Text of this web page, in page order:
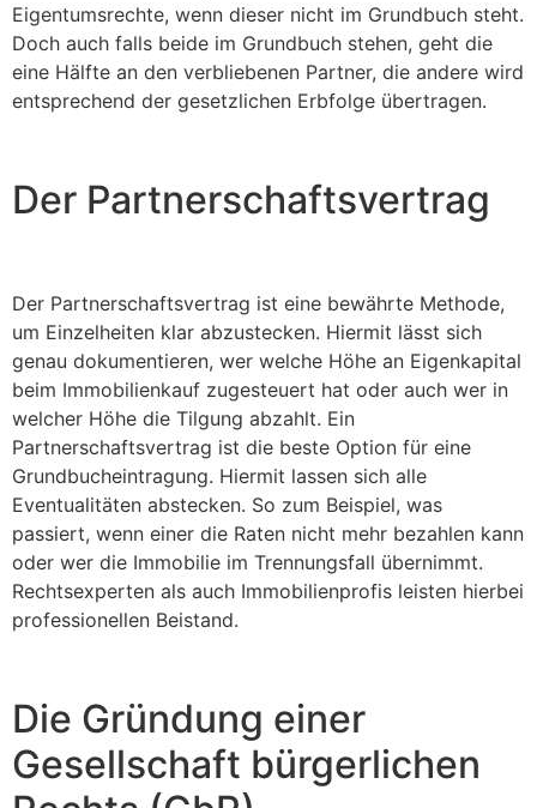
Eigentumsrechte, wenn dieser nicht im Grundbuch steht.
Doch auch falls beide im Grundbuch stehen, geht die
eine Hälfte an den verbliebenen Partner, die andere wird
entsprechend der gesetzlichen Erbfolge übertragen.
Der Partnerschaftsvertrag
Der Partnerschaftsvertrag ist eine bewährte Methode,
um Einzelheiten klar abzustecken. Hiermit lässt sich
genau dokumentieren, wer welche Höhe an Eigenkapital
beim Immobilienkauf zugesteuert hat oder auch wer in
welcher Höhe die Tilgung abzahlt. Ein
Partnerschaftsvertrag ist die beste Option für eine
Grundbucheintragung. Hiermit lassen sich alle
Eventualitäten abstecken. So zum Beispiel, was
passiert, wenn einer die Raten nicht mehr bezahlen kann
oder wer die Immobilie im Trennungsfall übernimmt.
Rechtsexperten als auch Immobilienprofis leisten hierbei
professionellen Beistand.
Die Gründung einer
Gesellschaft bürgerlichen